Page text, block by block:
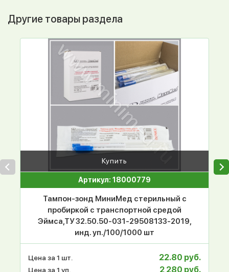
Другие товары раздела
Купить
Артикул: 18000779
Тампон-зонд МиниМед стерильный с
пробиркой с транспортной средой
Эймса,ТУ 32.50.50-031-29508133-2019,
инд. уп./100/1000 шт
Цена за 1 шт. 22.80 руб.
Цена за 1 уп. 2 280 руб.